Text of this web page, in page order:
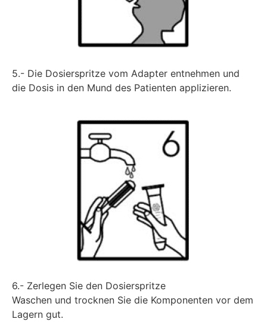
5.- Die Dosierspritze vom Adapter entnehmen und
die Dosis in den Mund des Patienten applizieren.
6.- Zerlegen Sie den Dosierspritze
Waschen und trocknen Sie die Komponenten vor dem
Lagern gut.